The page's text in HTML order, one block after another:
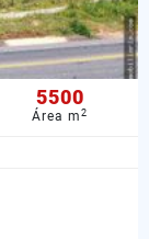
5500
Área m2